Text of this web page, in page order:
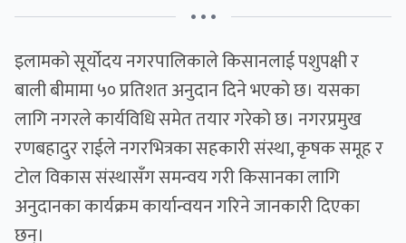
• • •
इलामको सूर्योदय नगरपालिकाले किसानलाई पशुपक्षी र
बाली बीमामा ५० प्रतिशत अनुदान दिने भएको छ। यसका
लागि नगरले कार्यविधि समेत तयार गरेको छ। नगरप्रमुख
रणबहादुर राईले नगरभित्रका सहकारी संस्था, कृषक समूह र
टोल विकास संस्थासँग समन्वय गरी किसानका लागि
अनुदानका कार्यक्रम कार्यान्वयन गरिने जानकारी दिएका
छन्।